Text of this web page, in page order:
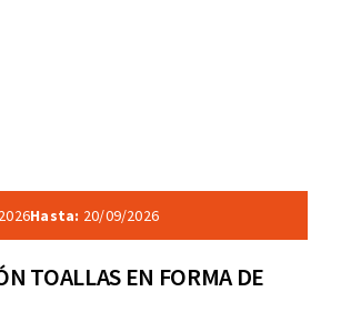
Hasta: 20/09/2026
TOALLAS EN FORMA DE